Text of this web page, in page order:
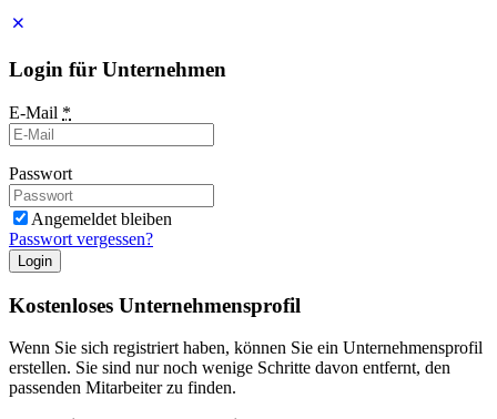
Login für Unternehmen
E-Mail *
Passwort
Angemeldet bleiben
Passwort vergessen?
Login
Kostenloses Unternehmensprofil
Wenn Sie sich registriert haben, können Sie ein Unternehmensprofil
erstellen. Sie sind nur noch wenige Schritte davon entfernt, den
passenden Mitarbeiter zu finden.